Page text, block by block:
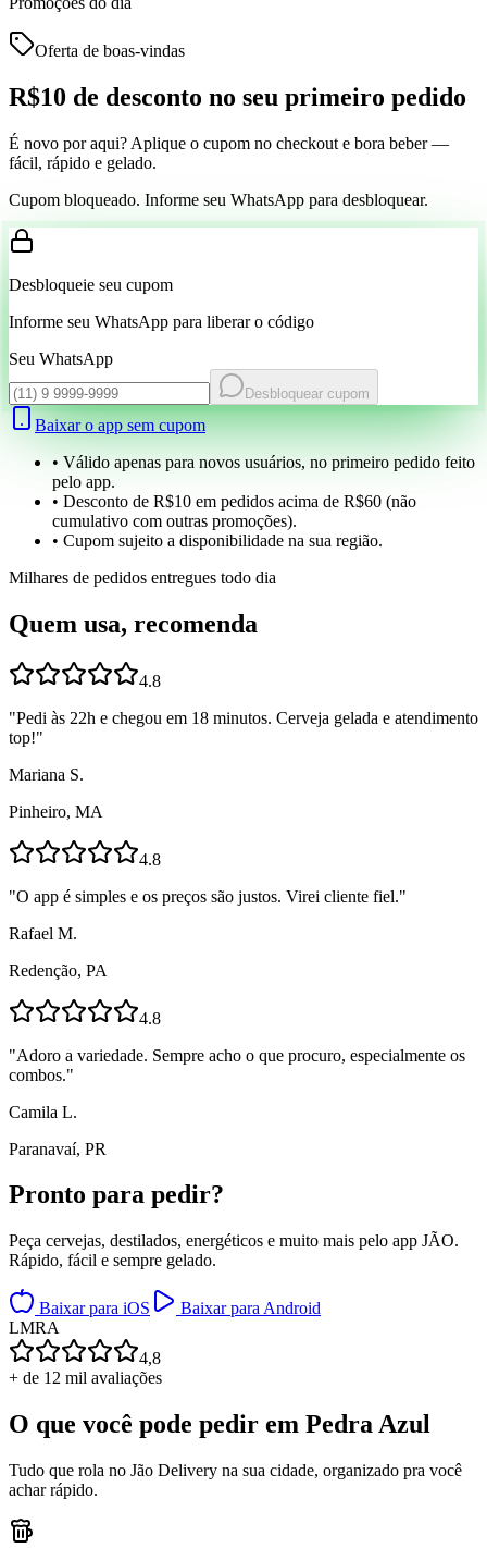
Oferta de boas-vindas
R$10 de desconto no seu primeiro pedido
É novo por aqui? Aplique o cupom no checkout e bora beber —
fácil, rápido e gelado.
Cupom bloqueado. Informe seu WhatsApp para desbloquear.
Desbloqueie seu cupom
Informe seu WhatsApp para liberar o código
Seu WhatsApp
Desbloquear cupom
Baixar o app sem cupom
• Válido apenas para novos usuários, no primeiro pedido feito
pelo app.
• Desconto de R$10 em pedidos acima de R$60 (não
cumulativo com outras promoções).
• Cupom sujeito a disponibilidade na sua região.
Milhares de pedidos entregues todo dia
Quem usa, recomenda
4.8
"Pedi às 22h e chegou em 18 minutos. Cerveja gelada e atendimento
top!"
Mariana S.
Pinheiro, MA
4.8
"O app é simples e os preços são justos. Virei cliente fiel."
Rafael M.
Redenção, PA
4.8
"Adoro a variedade. Sempre acho o que procuro, especialmente os
combos."
Camila L.
Paranavaí, PR
Pronto para pedir?
Peça cervejas, destilados, energéticos e muito mais pelo app JÃO.
Rápido, fácil e sempre gelado.
Baixar para iOS
Baixar para Android
LMRA
4,8
+ de 12 mil avaliações
O que você pode pedir em Pedra Azul
Tudo que rola no Jão Delivery na sua cidade, organizado pra você
achar rápido.